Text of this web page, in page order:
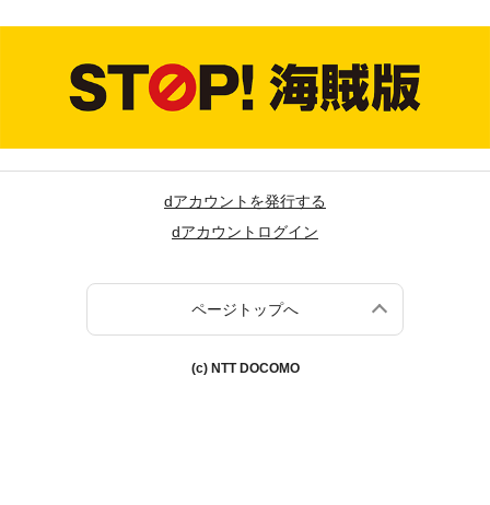
dアカウントを発行する
dアカウントログイン
ページトップへ
(c) NTT DOCOMO